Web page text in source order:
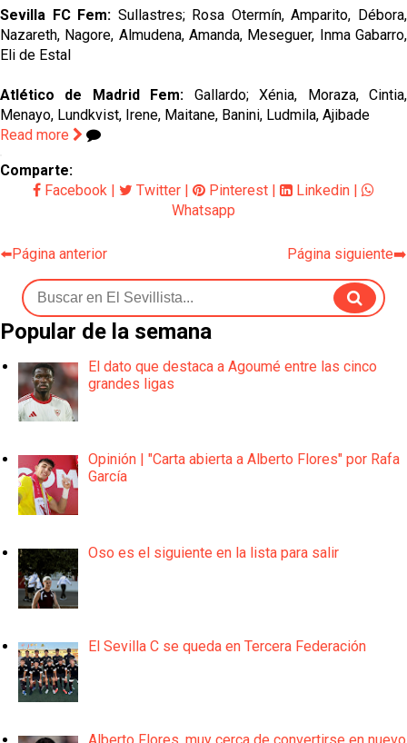
Sevilla FC Fem: Sullastres; Rosa Otermín, Amparito, Débora,
Nazareth, Nagore, Almudena, Amanda, Meseguer, Inma Gabarro,
Eli de Estal
Atlético de Madrid Fem: Gallardo; Xénia, Moraza, Cintia,
Menayo, Lundkvist, Irene, Maitane, Banini, Ludmila, Ajibade
Read more
Comparte:
Facebook
Twitter Pinterest Linkedin
Whatsapp
⬅️Página anterior Página siguiente➡️
Popular de la semana
El dato que destaca a Agoumé entre las cinco
grandes ligas
Opinión | "Carta abierta a Alberto Flores" por Rafa
García
Oso es el siguiente en la lista para salir
El Sevilla C se queda en Tercera Federación